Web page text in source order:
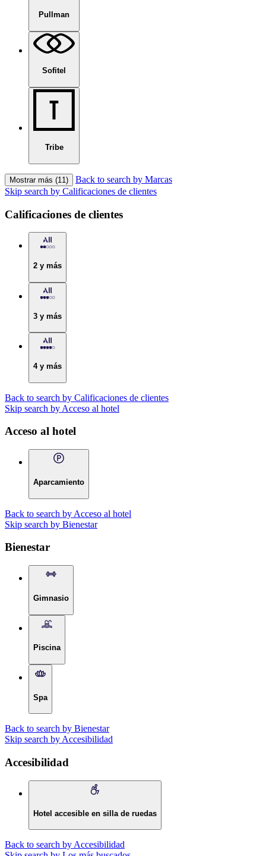
Pullman
Sofitel
Tribe
Mostrar más (11)
Back to search by Marcas
Skip search by Calificaciones de clientes
Calificaciones de clientes
2 y más
3 y más
4 y más
Back to search by Calificaciones de clientes
Skip search by Acceso al hotel
Acceso al hotel
Aparcamiento
Back to search by Acceso al hotel
Skip search by Bienestar
Bienestar
Gimnasio
Piscina
Spa
Back to search by Bienestar
Skip search by Accesibilidad
Accesibilidad
Hotel accesible en silla de ruedas
Back to search by Accesibilidad